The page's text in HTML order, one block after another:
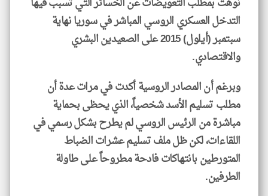
التدخل العسكري الروسي المباشر في سوريا نهاية
سبتمبر (أيلول) 2015 على الصعيدين البشري
والاقتصادي.
وبرغم أن المصادر الروسية أكدت في مرات عدة أن
مطلب تسليم الأسد شخصياً، الذي يحظى بحماية
مباشرة من الرئيس الروسي لم يطرح بشكل رسمي في
اللقاءات، لكن ظل ملف تسليم عشرات الضباط
المتورطين بانتهاكات فادحة مطروحاً على طاولة
الطرفين.